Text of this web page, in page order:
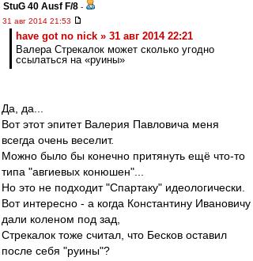
StuG 40 Ausf F/8 -
31 авг 2014 21:53
have got no nick » 31 авг 2014 22:21
Валера Стрекалок может сколько угодно
ссылаться на «руины»
Да, да...
Вот этот эпитет Валерия Павловича меня
всегда очень веселит.
Можно было бы конечно притянуть ещё что-то
типа "авгиевых конюшен"...
Но это не подходит "Спартаку" идеологически.
Вот интересно - а когда Константину Ивановичу
дали коленом под зад,
Стрекалок тоже считал, что Бесков оставил
после себя "руины"?